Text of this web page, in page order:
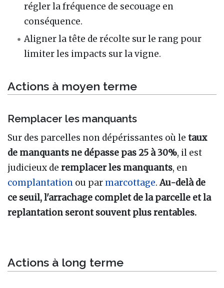
régler la fréquence de secouage en
conséquence.
Aligner la tête de récolte sur le rang pour
limiter les impacts sur la vigne.
Actions à moyen terme
Remplacer les manquants
Sur des parcelles non dépérissantes où le taux
de manquants ne dépasse pas 25 à 30%, il est
judicieux de remplacer les manquants, en
complantation ou par marcottage.Au-delà de
ce seuil, l'arrachage complet de la parcelle et la
replantation seront souvent plus rentables.
Actions à long terme